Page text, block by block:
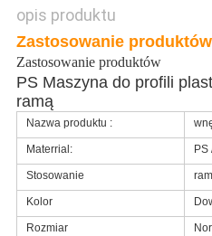
PRYWATNOŚCI
opis produktu
Zastosowanie produktów
Zastosowanie produktów
PS Maszyna do profili
ramą
Nazwa produktu :
Materrial: PS
Stosowanie
Kolor
Rozmiar